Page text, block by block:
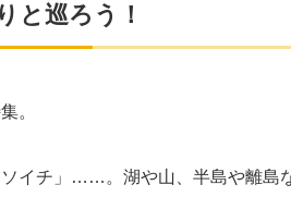
と巡ろう！
。
ソイチ」……。湖や山、半島や離島